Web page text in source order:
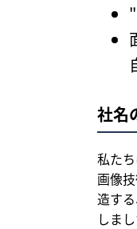
社名
私た
画像
造す
しまし